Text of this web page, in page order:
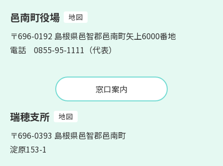
邑南町役場 地図
〒696-0192 島根県邑智郡邑南町矢上6000番地
電話 0855-95-1111（代表）
窓口案内
瑞穂支所 地図
〒696-0393 島根県邑智郡邑南町
淀原153-1